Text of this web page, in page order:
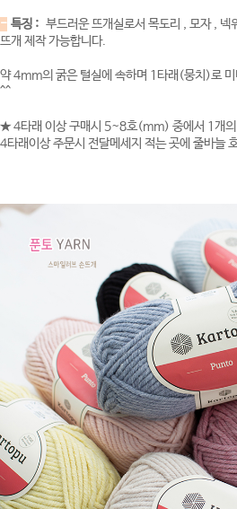
- 특징 : 부드러운 뜨개실로서 목도리 , 모자 , 넥
뜨개 제작 가능합니다.
약 4mm의 굵은 털실에 속하며 1타래(뭉치)로
^^
★ 4타래 이상 구매시 5~8호(mm) 중에서 1개의
4타래이상 주문시 전달메세지 적는 곳에 줄바늘